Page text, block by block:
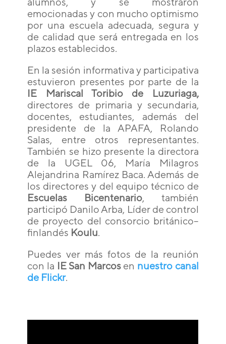
emocionadas y con mucho optimismo
por una escuela adecuada, segura y
de calidad que será entregada en los
plazos establecidos.
En la sesión informativa y participativa
estuvieron presentes por parte de la
IE Mariscal Toribio de Luzuriaga,
directores de primaria y secundaria,
docentes, estudiantes, además del
presidente de la APAFA, Rolando
Salas, entre otros representantes.
También se hizo presente la directora
de la UGEL 06, María Milagros
Alejandrina Ramírez Baca. Además de
los directores y del equipo técnico de
Escuelas Bicentenario, también
participó Danilo Arba, Líder de control
de proyecto del consorcio británico–
finlandés Koulu.
Puedes ver más fotos de la reunión
con la IE San Marcosen nuestro canal
de Flickr.